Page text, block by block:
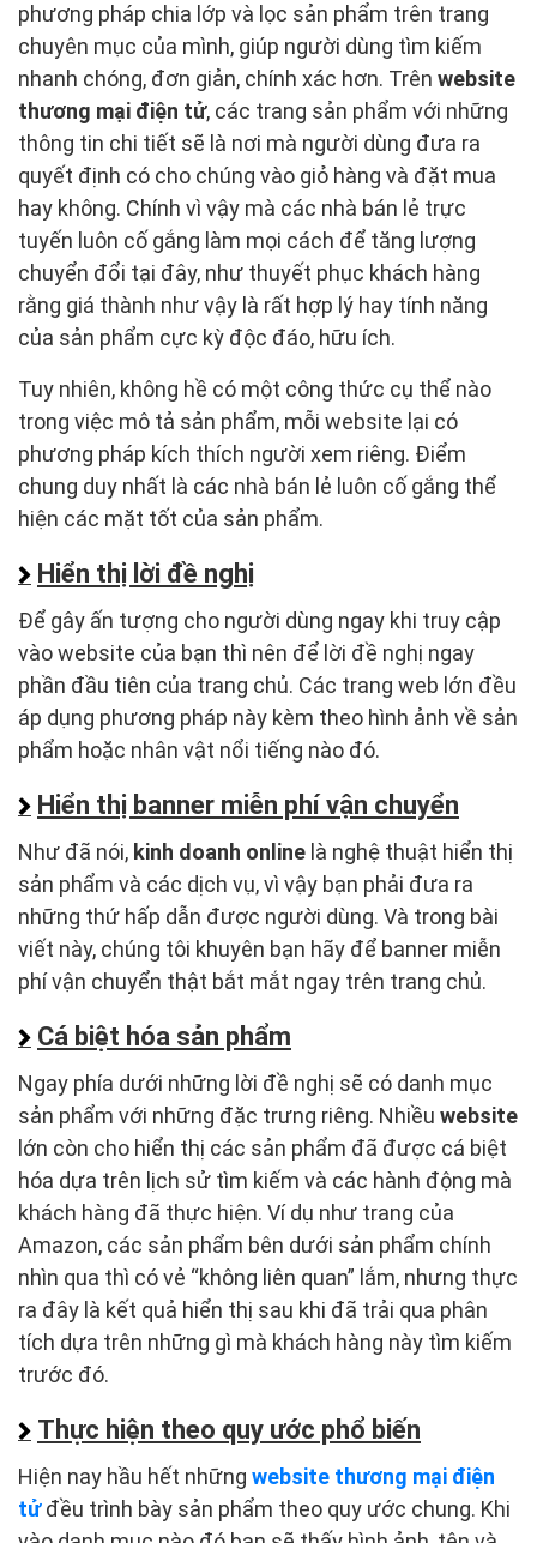
phương pháp chia lớp và lọc sản phẩm trên trang
chuyên mục của mình, giúp người dùng tìm kiếm
nhanh chóng, đơn giản, chính xác hơn. Trên website
thương mại điện tử, các trang sản phẩm với những
thông tin chi tiết sẽ là nơi mà người dùng đưa ra
quyết định có cho chúng vào giỏ hàng và đặt mua
hay không. Chính vì vậy mà các nhà bán lẻ trực
tuyến luôn cố gắng làm mọi cách để tăng lượng
chuyển đổi tại đây, như thuyết phục khách hàng
rằng giá thành như vậy là rất hợp lý hay tính năng
của sản phẩm cực kỳ độc đáo, hữu ích.
Tuy nhiên, không hề có một công thức cụ thể nào
trong việc mô tả sản phẩm, mỗi website lại có
phương pháp kích thích người xem riêng. Điểm
chung duy nhất là các nhà bán lẻ luôn cố gắng thể
hiện các mặt tốt của sản phẩm.
Hiển thị lời đề nghị
Để gây ấn tượng cho người dùng ngay khi truy cập
vào website của bạn thì nên để lời đề nghị ngay
phần đầu tiên của trang chủ. Các trang web lớn đều
áp dụng phương pháp này kèm theo hình ảnh về sản
phẩm hoặc nhân vật nổi tiếng nào đó.
Hiển thị banner miễn phí vận chuyển
Như đã nói, kinh doanh online là nghệ thuật hiển thị
sản phẩm và các dịch vụ, vì vậy bạn phải đưa ra
những thứ hấp dẫn được người dùng. Và trong bài
viết này, chúng tôi khuyên bạn hãy để banner miễn
phí vận chuyển thật bắt mắt ngay trên trang chủ.
Cá biệt hóa sản phẩm
Ngay phía dưới những lời đề nghị sẽ có danh mục
sản phẩm với những đặc trưng riêng. Nhiều website
lớn còn cho hiển thị các sản phẩm đã được cá biệt
hóa dựa trên lịch sử tìm kiếm và các hành động mà
khách hàng đã thực hiện. Ví dụ như trang của
Amazon, các sản phẩm bên dưới sản phẩm chính
nhìn qua thì có vẻ “không liên quan” lắm, nhưng thực
ra đây là kết quả hiển thị sau khi đã trải qua phân
tích dựa trên những gì mà khách hàng này tìm kiếm
trước đó.
Thực hiện theo quy ước phổ biến
Hiện nay hầu hết những website thương mại điện
tửđều trình bày sản phẩm theo quy ước chung. Khi